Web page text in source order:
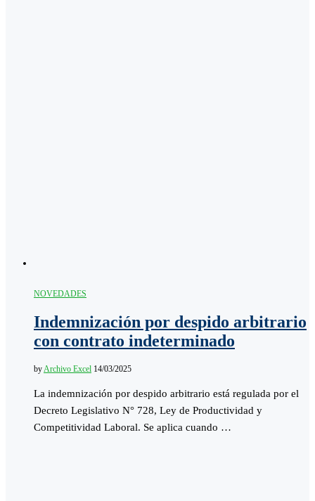
NOVEDADES
Indemnización por despido arbitrario
con contrato indeterminado
by Archivo Excel 14/03/2025
La indemnización por despido arbitrario está regulada por el
Decreto Legislativo N° 728, Ley de Productividad y
Competitividad Laboral. Se aplica cuando …